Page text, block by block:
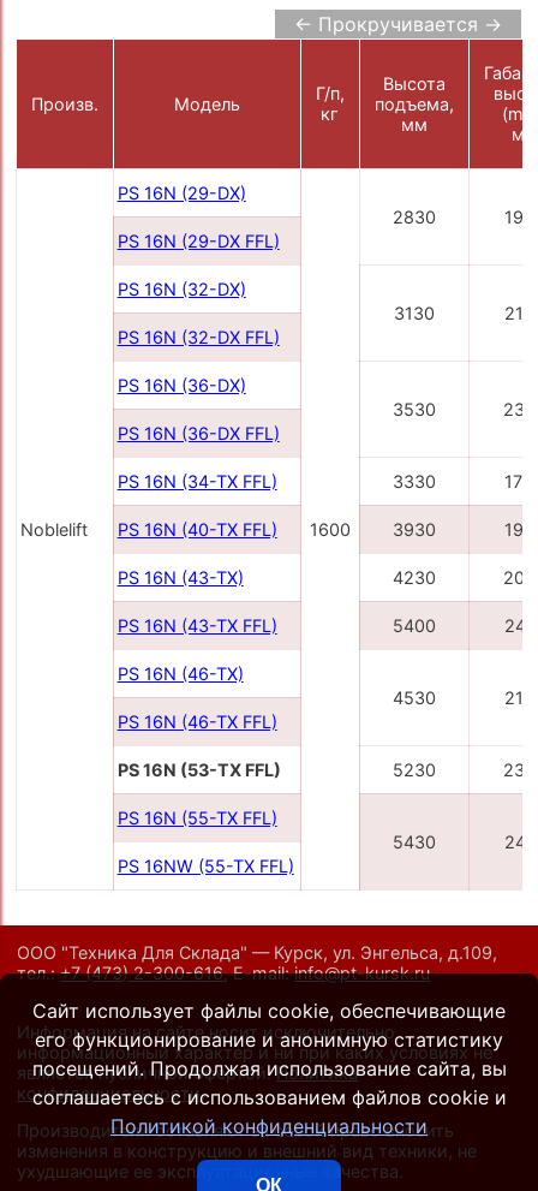
← Прокручивается →
Произв. Модель
Г/п,
кг
Высота
подъема,
мм
мм
Noblelift
PS 16N (29-DX)
1600
2830
PS 16N (29-DX FFL)
PS 16N (32-DX)
3130
PS 16N (32-DX FFL)
PS 16N (36-DX)
3530
PS 16N (36-DX FFL)
PS 16N (34-TX FFL) 3330
PS 16N (40-TX FFL) 3930
PS 16N (43-TX) 4230
PS 16N (43-TX FFL) 5400
PS 16N (46-TX)
4530
PS 16N (46-TX FFL)
PS 16N (53-TX FFL) 5230
PS 16N (55-TX FFL)
5430
PS 16NW (55-TX FFL)
ООО "Техника Для Склада" — Курск, ул. Энгельса, д.109,
тел.:+7 (473) 2-300-616,E-mail:info@pt-kursk.ru
Информация на сайте носит исключительно
информационный характер и ни при каких условиях не
является публичной офертой.Политика
конфиденциальности.
Производители оставляют за собой право вносить
изменения в конструкцию и внешний вид техники, не
ухудшающие ее эксплуатационные качества.
Сайт использует файлы cookie, обеспечивающие
его функционирование и анонимную статистику
посещений. Продолжая использование сайта, вы
соглашаетесь с использованием файлов cookie и
Политикой конфиденциальности
ОК